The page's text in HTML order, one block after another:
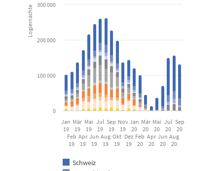
Kanton Luzern
View as data table, Hotels und Kurbetriebe:
The chart has 1 X axis displaying categories.
The chart has 1 Y axis displaying Logiernächte. Data ranges
Logiernächte
Schweiz
Jan
19
Feb
19
Mär
19
Apr
19
Mai
19
Jun
19
Jul
19
Aug
19
Sep
19
Okt
19
Nov
19
Dez
19
Jan
20
Feb
20
Mär
20
Apr
20
Mai
20
Jun
20
Jul
20
Aug
20
Sep
20
0
100 000
200 000
300 000